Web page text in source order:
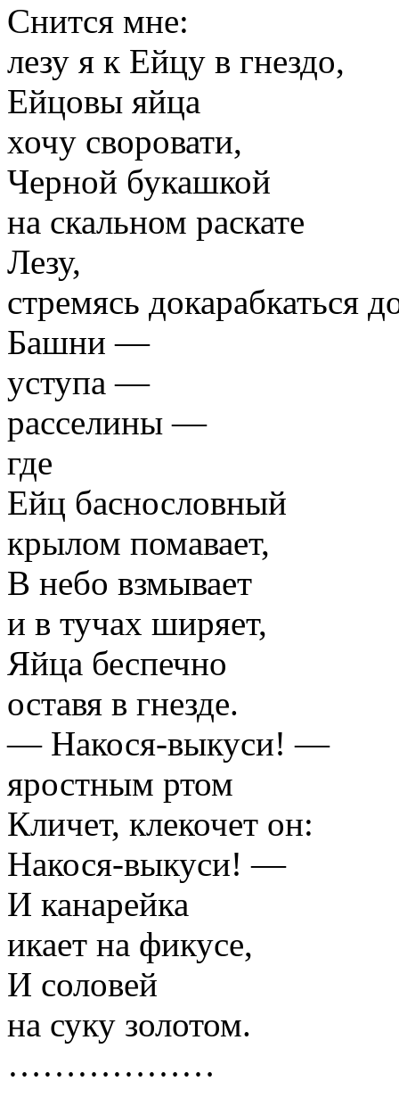
Снится мне:
лезу я к Ейцу в гнездо,
Ейцовы яйца
хочу своровати,
Черной букашкой
на скальном раскате
Лезу,
стремясь докарабкаться
Башни —
уступа —
расселины —
где
Ейц баснословный
крылом помавает,
В небо взмывает
и в тучах ширяет,
Яйца беспечно
оставя в гнезде.
— Накося-выкуси! —
яростным ртом
Кличет, клекочет он:
Накося-выкуси! —
И канарейка
икает на фикусе,
И соловей
на суку золотом.
………………